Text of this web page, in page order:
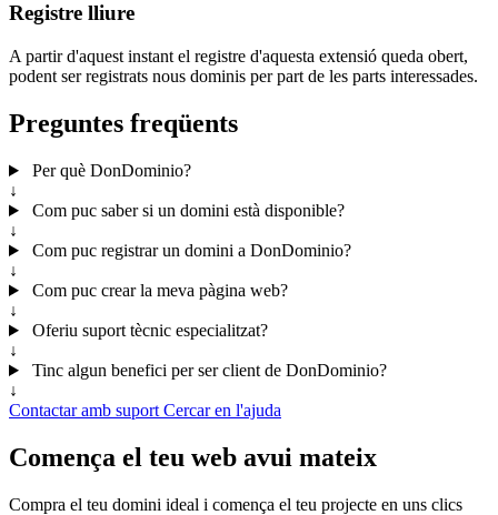
Registre lliure
A partir d'aquest instant el registre d'aquesta extensió queda obert,
podent ser registrats nous dominis per part de les parts interessades.
Preguntes freqüents
Per què DonDominio?
↓
Com puc saber si un domini està disponible?
↓
Com puc registrar un domini a DonDominio?
↓
Com puc crear la meva pàgina web?
↓
Oferiu suport tècnic especialitzat?
↓
Tinc algun benefici per ser client de DonDominio?
↓
Contactar amb suport Cercar en l'ajuda
Comença el teu web avui mateix
Compra el teu domini ideal i comença el teu projecte en uns clics